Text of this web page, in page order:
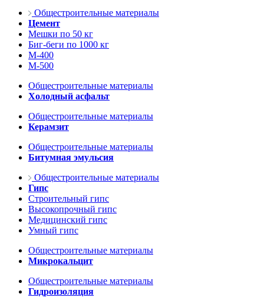
Общестроительные материалы
Цемент
Мешки по 50 кг
Биг-беги по 1000 кг
М-400
М-500
Общестроительные материалы
Холодный асфальт
Общестроительные материалы
Керамзит
Общестроительные материалы
Битумная эмульсия
Общестроительные материалы
Гипс
Строительный гипс
Высокопрочный гипс
Медицинский гипс
Умный гипс
Общестроительные материалы
Микрокальцит
Общестроительные материалы
Гидроизоляция